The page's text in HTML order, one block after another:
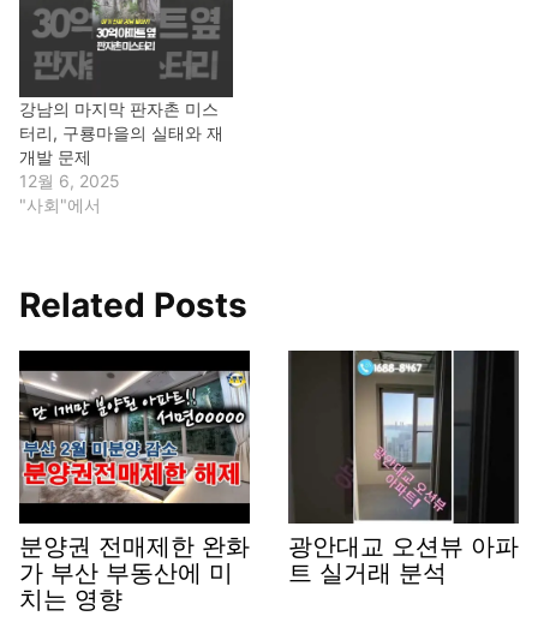
강남의 마지막 판자촌 미스
터리, 구룡마을의 실태와 재
개발 문제
12월 6, 2025
"사회"에서
Related Posts
분양권 전매제한 완화
가 부산 부동산에 미
치는 영향
광안대교 오션뷰 아파
트 실거래 분석